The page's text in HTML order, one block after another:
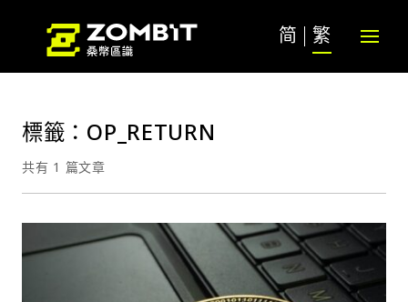
简 繁
標籤：OP_RETURN
共有 1 篇文章